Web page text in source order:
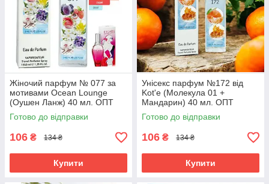
Жіночий парфум № 077 за
мотивами Ocean Lounge
(Оушен Ланж) 40 мл. ОПТ
Готово до відправки
106 ₴ 134 ₴
Купити
Унісекс парфум №172 від
Kot'e (Молекула 01 +
Мандарин) 40 мл. ОПТ
Готово до відправки
106 ₴ 134 ₴
Купити